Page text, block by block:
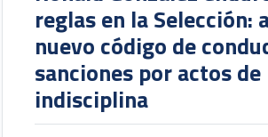
reglas en la Selección:
nuevo código de
sanciones por actos de
indisciplina